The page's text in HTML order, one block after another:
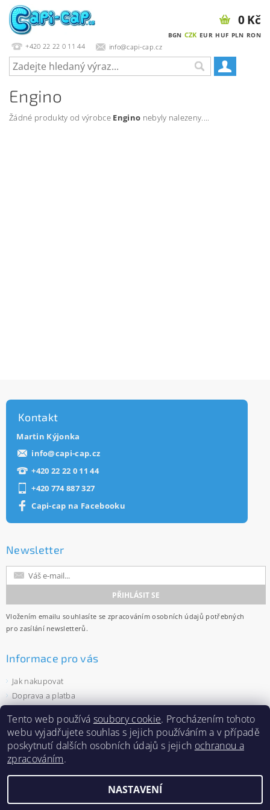
+420 22 22 0 11 44 info@capi-cap.cz
BGN CZK EUR HUF PLN RON
0 Kč
Engino
Žádné produkty od výrobce Engino nebyly nalezeny....
Kontakt
Martin Kýjonka
info@capi-cap.cz
+420 22 22 0 11 44
+420 774 887 327
Capi-cap na Facebooku
Newsletter
Vložením emailu souhlasíte se zpracováním osobních údajů potřebných
pro zasílání newsletterů.
Informace pro vás
Jak nakupovat
Doprava a platba
Ochrana osobních údajů
Velkoobchod
Zásady používání souborů cookies
2026 ©Capi-cap.cz, všechna práva vyhrazena
Tento web používá soubory cookie. Procházením tohoto
webu vyjadřujete souhlas s jejich používáním a v případě
poskytnutí dalších osobních údajů s jejich ochranou a
zpracováním.
NASTAVENÍ